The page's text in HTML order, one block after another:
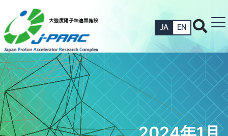
JA EN